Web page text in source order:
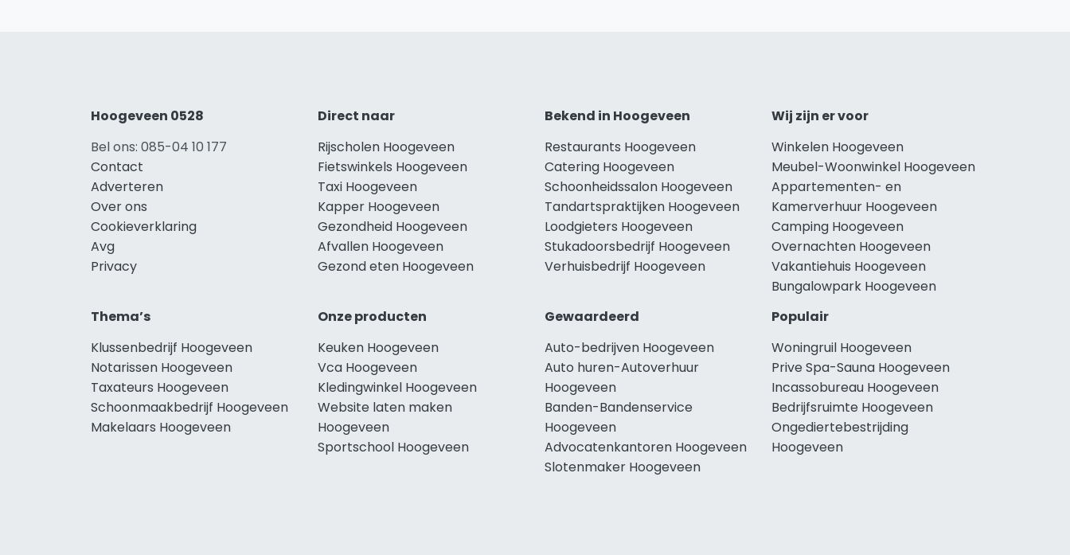
Hoogeveen 0528
Bel ons: 085-04 10 177
Contact
Adverteren
Over ons
Cookieverklaring
Avg
Privacy
Direct naar
Rijscholen Hoogeveen
Fietswinkels Hoogeveen
Taxi Hoogeveen
Kapper Hoogeveen
Gezondheid Hoogeveen
Afvallen Hoogeveen
Gezond eten Hoogeveen
Bekend in Hoogeveen
Restaurants Hoogeveen
Catering Hoogeveen
Schoonheidssalon Hoogeveen
Tandartspraktijken Hoogeveen
Loodgieters Hoogeveen
Stukadoorsbedrijf Hoogeveen
Verhuisbedrijf Hoogeveen
Wij zijn er voor
Winkelen Hoogeveen
Meubel-Woonwinkel Hoogeveen
Appartementen- en
Kamerverhuur Hoogeveen
Camping Hoogeveen
Overnachten Hoogeveen
Vakantiehuis Hoogeveen
Bungalowpark Hoogeveen
Thema’s
Klussenbedrijf Hoogeveen
Notarissen Hoogeveen
Taxateurs Hoogeveen
Schoonmaakbedrijf Hoogeveen
Makelaars Hoogeveen
Onze producten
Keuken Hoogeveen
Vca Hoogeveen
Kledingwinkel Hoogeveen
Website laten maken
Hoogeveen
Sportschool Hoogeveen
Gewaardeerd
Auto-bedrijven Hoogeveen
Auto huren-Autoverhuur
Hoogeveen
Banden-Bandenservice
Hoogeveen
Advocatenkantoren Hoogeveen
Slotenmaker Hoogeveen
Populair
Woningruil Hoogeveen
Prive Spa-Sauna Hoogeveen
Incassobureau Hoogeveen
Bedrijfsruimte Hoogeveen
Ongediertebestrijding
Hoogeveen